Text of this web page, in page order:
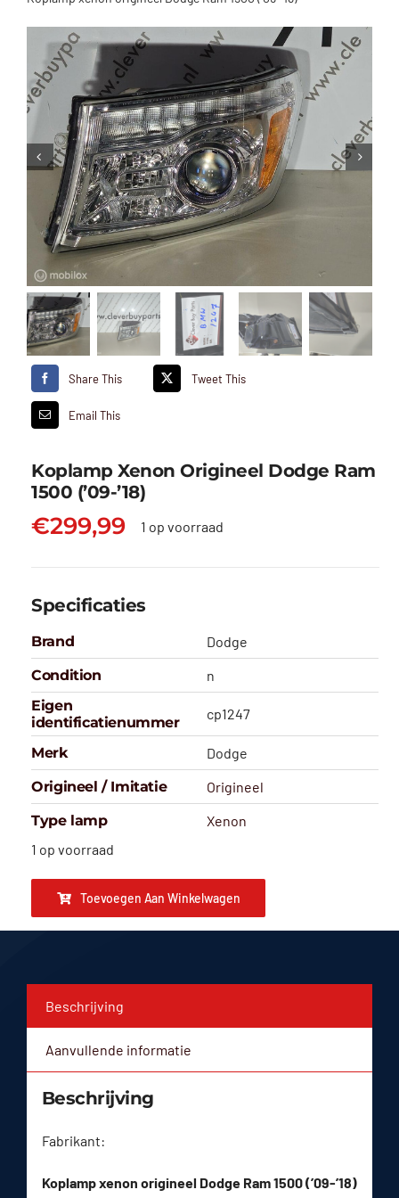
Share This Tweet This
Email This
Koplamp Xenon Origineel Dodge Ram
1500 (’09-’18)
€299,99 1 op voorraad
Specificaties
Brand
Dodge
Condition
n
Eigen
identificatienummer
cp1247
Merk
Dodge
Origineel / Imitatie
Origineel
Type lamp
Xenon
1 op voorraad
Toevoegen Aan Winkelwagen
Beschrijving
Aanvullende informatie
Beschrijving
Fabrikant:
Koplamp xenon origineel Dodge Ram 1500 (’09-’18)